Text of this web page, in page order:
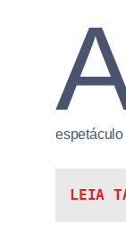
espetáculo
LEIA